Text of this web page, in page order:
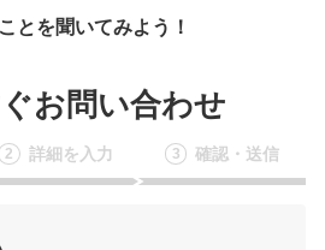
とを聞いてみよう！
お問い合わせ
2 詳細を入力 3 確認・送信